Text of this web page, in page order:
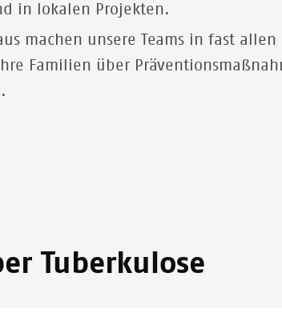
in lokalen Projekten.
machen unsere Teams in fast
Familien über
Tuberkulose